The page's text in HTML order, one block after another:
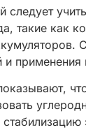
следует
такие как
применения